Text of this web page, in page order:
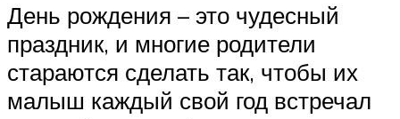
День рождения – это чудесный
праздник, и многие родители
стараются сделать так, чтобы их
малыш каждый свой год встречал